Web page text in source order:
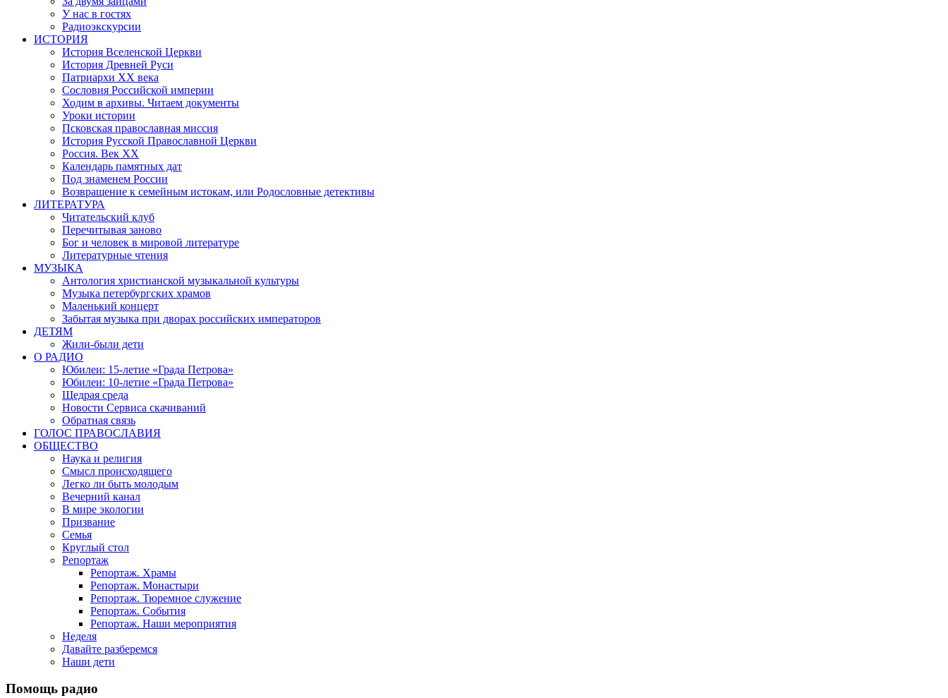
У нас в гостях
Радиоэкскурсии
ИСТОРИЯ
История Вселенской Церкви
История Древней Руси
Патриархи XX века
Сословия Российской империи
Ходим в архивы. Читаем документы
Уроки истории
Псковская православная миссия
История Русской Православной Церкви
Россия. Век ХХ
Календарь памятных дат
Под знаменем России
Возвращение к семейным истокам, или Родословные детективы
ЛИТЕРАТУРА
Читательский клуб
Перечитывая заново
Бог и человек в мировой литературе
Литературные чтения
МУЗЫКА
Антология христианской музыкальной культуры
Музыка петербургских храмов
Маленький концерт
Забытая музыка при дворах российских императоров
ДЕТЯМ
Жили-были дети
О РАДИО
Юбилеи: 15-летие «Града Петрова»
Юбилеи: 10-летие «Града Петрова»
Щедрая среда
Новости Сервиса скачиваний
Обратная связь
ГОЛОС ПРАВОСЛАВИЯ
ОБЩЕСТВО
Наука и религия
Смысл происходящего
Легко ли быть молодым
Вечерний канал
В мире экологии
Призвание
Семья
Круглый стол
Репортаж
Репортаж. Храмы
Репортаж. Монастыри
Репортаж. Тюремное служение
Репортаж. События
Репортаж. Наши мероприятия
Неделя
Давайте разберемся
Наши дети
Помощь радио